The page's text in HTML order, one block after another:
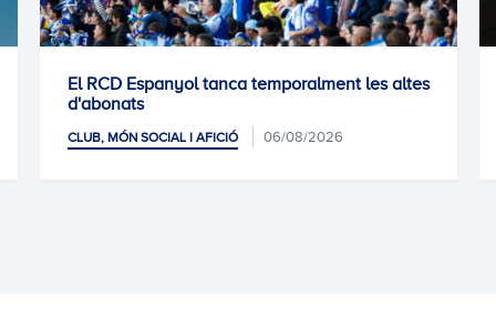
El RCD Espanyol tanca temporalment les altes
d'abonats
CLUB, MÓN SOCIAL I AFICIÓ 06/08/2026